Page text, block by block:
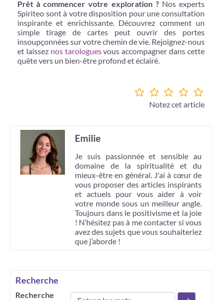
Prêt à commencer votre exploration ?Nos experts
Spiriteo sont à votre disposition pour une consultation
inspirante et enrichissante. Découvrez comment un
simple tirage de cartes peut ouvrir des portes
insoupçonnées sur votre chemin de vie. Rejoignez-nous
et laissez nos tarologuesvous accompagner dans cette
quête vers un bien-être profond et éclairé.
Notez cet article
Emilie
Je suis passionnée et sensible au
domaine de la spiritualité et du
mieux-être en général. J'ai à cœur de
vous proposer des articles inspirants
et actuels pour vous aider à voir
votre monde sous un meilleur angle.
Toujours dans le positivisme et la joie
! N’hésitez pas à me contacter si vous
avez des sujets que vous souhaiteriez
que j’aborde !
Recherche
Recherche